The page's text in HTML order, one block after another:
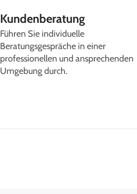
Kundenberatung
Führen Sie individuelle
Beratungsgespräche in einer
professionellen und ansprechenden
Umgebung durch.